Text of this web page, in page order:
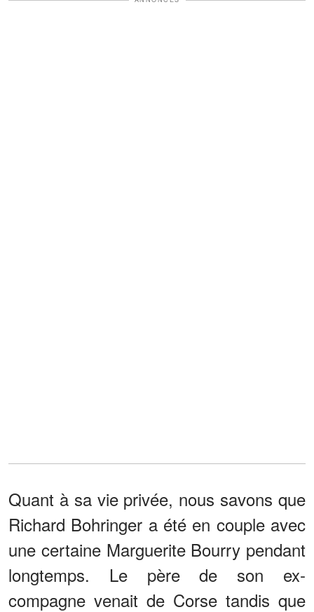
Quant à sa vie privée, nous savons que
Richard Bohringer a été en couple avec
une certaine Marguerite Bourry pendant
longtemps. Le père de son ex-
compagne venait de Corse tandis que